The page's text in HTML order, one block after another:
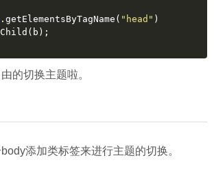
.getElementsByTagName( "head" )
的切换主题啦。
添加类标签来进行主题的切换。